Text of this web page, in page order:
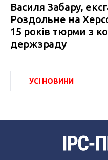
Василя Забару,
Роздольне на
15 років тюрми з
держзраду
УСІ НОВИНИ